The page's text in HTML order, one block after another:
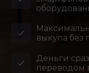
выкупа без
Деньги
переводом